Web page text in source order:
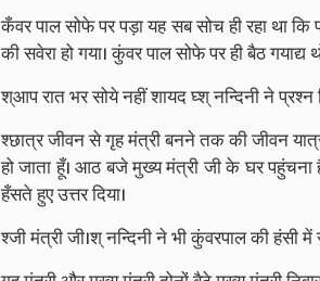
कँवर पाल सोफे पर पड़ा यह सब सोच ही रहा था
की सवेरा हो गया। कुंवर पाल सोफे पर ही बैठ
श्आप रात भर सोये नहीं शायद घ्श् नन्दिनी ने प्रश्न
श्छात्र जीवन से गृह मंत्री बनने तक की जीवन
हो जाता हूँ। आठ बजे मुख्य मंत्री जी के घर
हँसते हुए उत्तर दिया।
श्जी मंत्री जी।श् नन्दिनी ने भी कुंवरपाल की हंसी में